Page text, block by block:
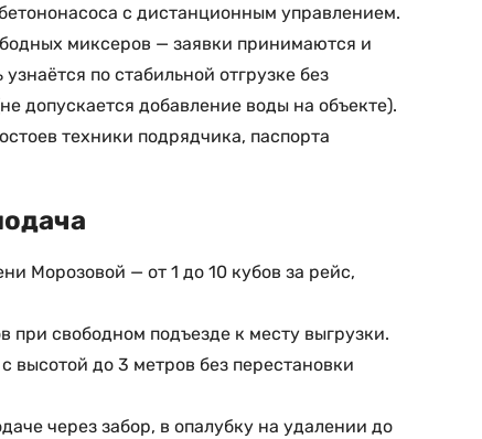
с дистанционным управлением.
миксеров — заявки принимаются и
по стабильной отгрузке без
допускается добавление воды на объекте).
техники подрядчика, паспорта
Морозовой — от 1 до 10 кубов за рейс,
при свободном подъезде к месту выгрузки.
до 3 метров без перестановки
через забор, в опалубку на удалении до